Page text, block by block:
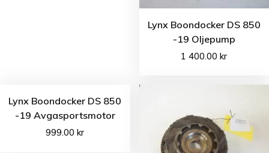
Lynx Boondocker DS 850
-19 Oljepump
1 400.00kr
Lynx Boondocker DS 850
-19 Avgasportsmotor
999.00kr